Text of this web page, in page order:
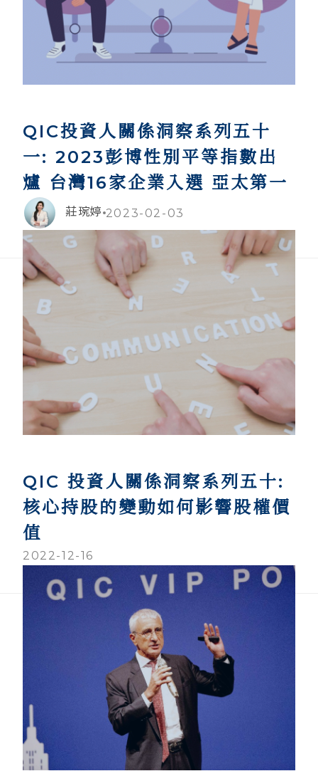
QIC投資人關係洞察系列五十
一: 2023彭博性別平等指數出
爐 台灣16家企業入選 亞太第一
莊琬婷 2023-02-03
QIC 投資人關係洞察系列五十:
核心持股的變動如何影響股權價
值
2022-12-16